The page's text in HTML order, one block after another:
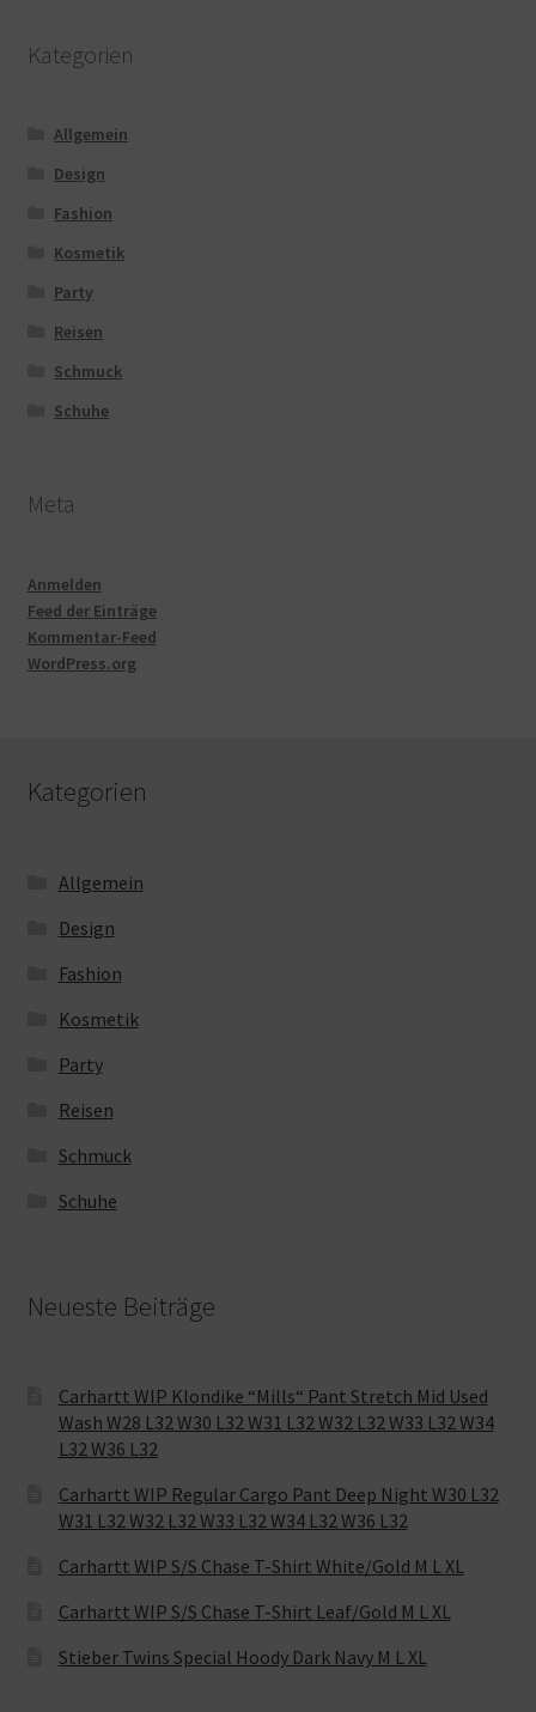
Kategorien
Allgemein
Design
Fashion
Kosmetik
Party
Reisen
Schmuck
Schuhe
Meta
Anmelden
Feed der Einträge
Kommentar-Feed
WordPress.org
Kategorien
Allgemein
Design
Fashion
Kosmetik
Party
Reisen
Schmuck
Schuhe
Neueste Beiträge
Carhartt WIP Klondike “Mills“ Pant Stretch Mid Used
Wash W28 L32 W30 L32 W31 L32 W32 L32 W33 L32 W34
L32 W36 L32
Carhartt WIP Regular Cargo Pant Deep Night W30 L32
W31 L32 W32 L32 W33 L32 W34 L32 W36 L32
Carhartt WIP S/S Chase T-Shirt White/Gold M L XL
Carhartt WIP S/S Chase T-Shirt Leaf/Gold M L XL
Stieber Twins Special Hoody Dark Navy M L XL